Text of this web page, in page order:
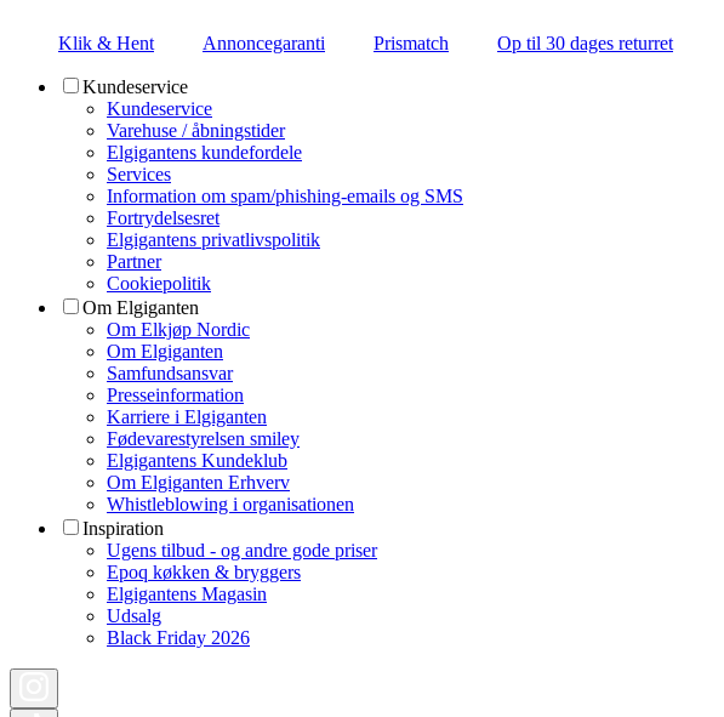
Klik & Hent Annoncegaranti Prismatch Op til 30 dages returret
Kundeservice
Kundeservice
Varehuse / åbningstider
Elgigantens kundefordele
Services
Information om spam/phishing-emails og SMS
Fortrydelsesret
Elgigantens privatlivspolitik
Partner
Cookiepolitik
Om Elgiganten
Om Elkjøp Nordic
Om Elgiganten
Samfundsansvar
Presseinformation
Karriere i Elgiganten
Fødevarestyrelsen smiley
Elgigantens Kundeklub
Om Elgiganten Erhverv
Whistleblowing i organisationen
Inspiration
Ugens tilbud - og andre gode priser
Epoq køkken & bryggers
Elgigantens Magasin
Udsalg
Black Friday 2026